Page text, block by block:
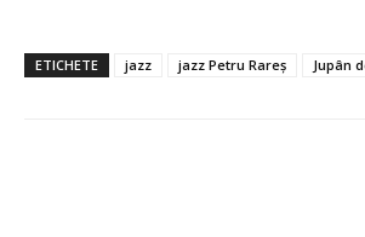
ETICHETE jazz jazz Petru Rareș Jupân